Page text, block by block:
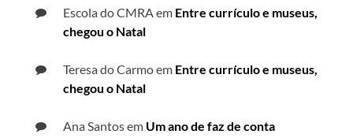
Escola do CMRA em Entre currículo e museus,
chegou o Natal
Teresa do Carmoem Entre currículo e museus,
chegou o Natal
Ana Santosem Um ano de faz de conta